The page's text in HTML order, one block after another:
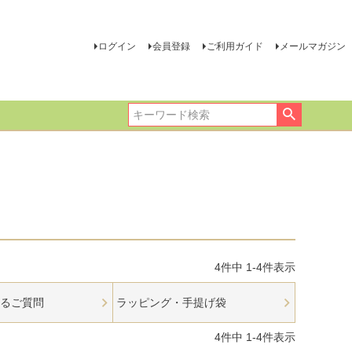
ログイン 会員登録 ご利用ガイド メールマガジン
4件中 1-4件表示
ご質問 ラッピング・手提げ袋
4件中 1-4件表示